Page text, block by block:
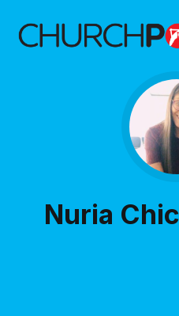
Nuria